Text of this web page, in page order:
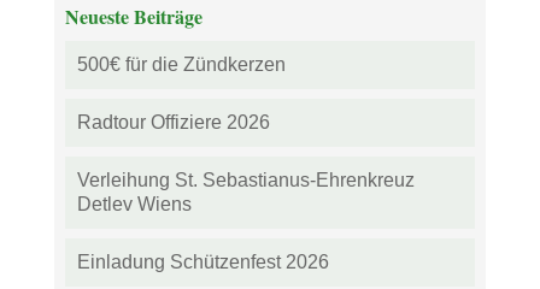
Neueste Beiträge
500€ für die Zündkerzen
Radtour Offiziere 2026
Verleihung St. Sebastianus-Ehrenkreuz
Detlev Wiens
Einladung Schützenfest 2026